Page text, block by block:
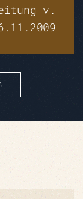
v.